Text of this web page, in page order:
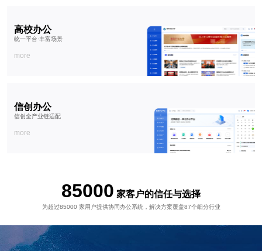
高校办公
统一平台·丰富场景
more
信创办公
信创全产业链适配
more
85000 家客户的信任与选择
为超过85000 家用户提供协同办公系统，解决方案覆盖87个细分行业